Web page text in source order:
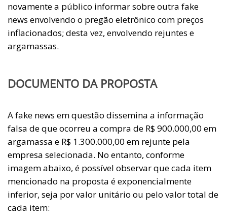
novamente a público informar sobre outra fake
news envolvendo o pregão eletrônico com preços
inflacionados; desta vez, envolvendo rejuntes e
argamassas.
DOCUMENTO DA PROPOSTA
A fake news em questão dissemina a informação
falsa de que ocorreu a compra de R$ 900.000,00 em
argamassa e R$ 1.300.000,00 em rejunte pela
empresa selecionada. No entanto, conforme
imagem abaixo, é possível observar que cada item
mencionado na proposta é exponencialmente
inferior, seja por valor unitário ou pelo valor total de
cada item: